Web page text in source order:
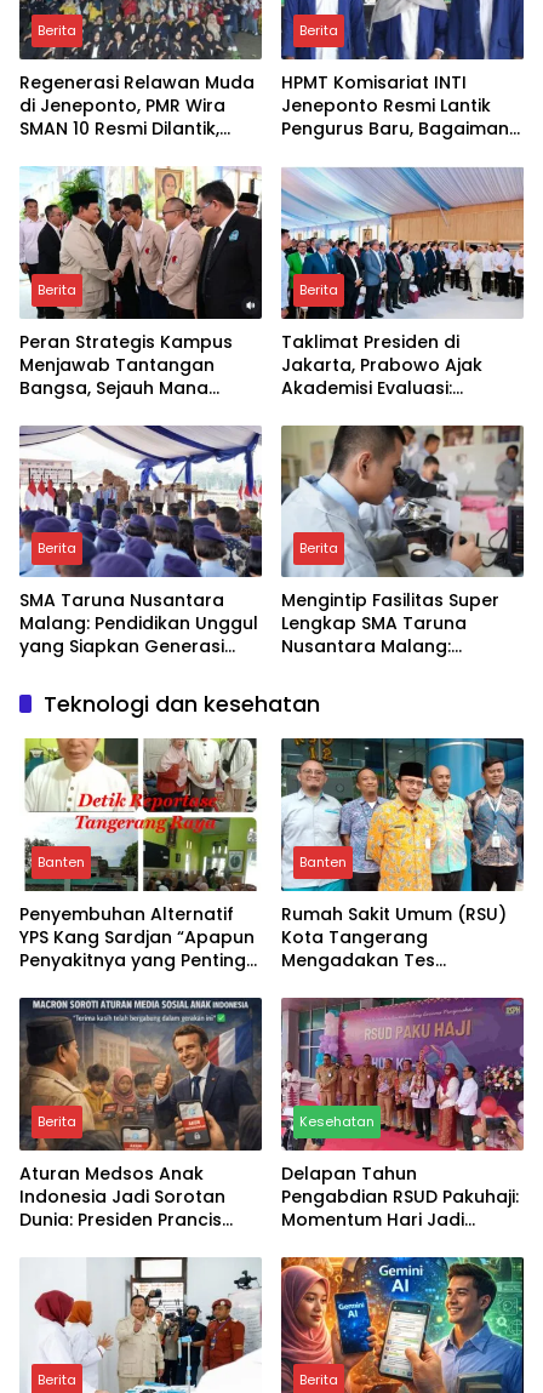
Berita
Regenerasi Relawan Muda
di Jeneponto, PMR Wira
SMAN 10 Resmi Dilantik,
Nilai Kemanusiaan?
Berita
HPMT Komisariat INTI
Jeneponto Resmi Lantik
Pengurus Baru, Bagaimana
Mahasiswa dan
Masyarakat?
Berita
Peran Strategis Kampus
Menjawab Tantangan
Bangsa, Sejauh Mana
Berdampak bagi Rakyat?
Berita
Taklimat Presiden di
Jakarta, Prabowo Ajak
Akademisi Evaluasi:
Nyata untuk Rakyat?
Berita
SMA Taruna Nusantara
Malang: Pendidikan Unggul
yang Siapkan Generasi
Depan – Benarkah?
Berita
Mengintip Fasilitas Super
Lengkap SMA Taruna
Nusantara Malang:
Amphitheatre, Apa
Dampaknya ke Generasi
Muda?
Teknologi dan kesehatan
Banten
Penyembuhan Alternatif
YPS Kang Sardjan “Apapun
Penyakitnya yang Penting
SWT”
Banten
Rumah Sakit Umum (RSU)
Kota Tangerang
Mengadakan Tes
Masyarakat Kota
Tangerang
Berita
Aturan Medsos Anak
Indonesia Jadi Sorotan
Dunia: Presiden Prancis
Ucapkan Terima Kasih,
Apa Dampaknya bagi
Generasi Digital?
Kesehatan
Delapan Tahun
Pengabdian RSUD Pakuhaji:
Momentum Hari Jadi
Sosial Penuh Kepedulian
Untuk Anak Yatim Piatu
Berita Berita